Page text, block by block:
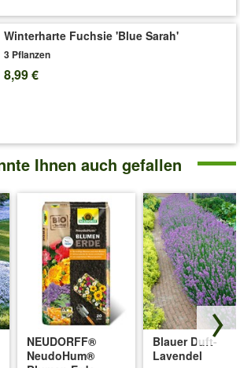
Winterharte Fuchsie 'Blue Sarah'
3 Pflanzen
8,99 €
Ihnen auch gefallen
NEUDORFF®
NeudoHum®
Blauer Duft-
Lavendel